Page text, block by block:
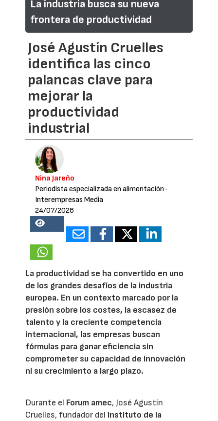
La industria busca su nueva
frontera de productividad
José Agustín Cruelles
identifica las cinco
palancas clave para
mejorar la
productividad
industrial
Nina Jareño
Periodista especializada en alimentación ·
Interempresas Media
24/07/2026
19386
La productividad se ha convertido en uno
de los grandes desafíos de la industria
europea. En un contexto marcado por la
presión sobre los costes, la escasez de
talento y la creciente competencia
internacional, las empresas buscan
fórmulas para ganar eficiencia sin
comprometer su capacidad de innovación
ni su crecimiento a largo plazo.
Durante el Forum amec, José Agustín
Cruelles, fundador del Instituto de la